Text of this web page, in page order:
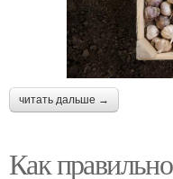
читать дальше →
Как